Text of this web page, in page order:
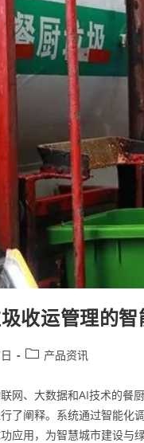
收运管理的
产品资讯
网、大数据和AI技术的餐
了阐释。系统通过智能
应用，为智慧城市建设与